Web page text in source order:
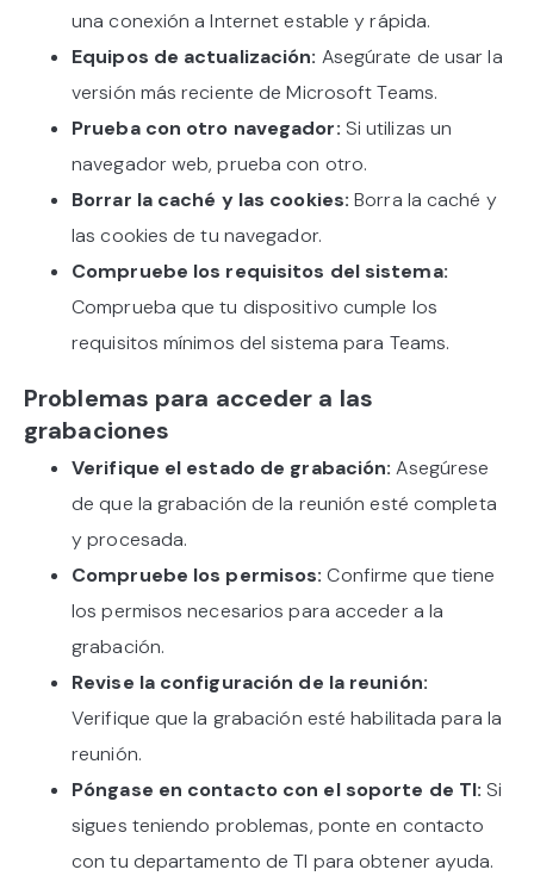
una conexión a Internet estable y rápida.
Equipos de actualización: Asegúrate de usar la
versión más reciente de Microsoft Teams.
Prueba con otro navegador: Si utilizas un
navegador web, prueba con otro.
Borrar la caché y las cookies: Borra la caché y
las cookies de tu navegador.
Compruebe los requisitos del sistema:
Comprueba que tu dispositivo cumple los
requisitos mínimos del sistema para Teams.
Problemas para acceder a las
grabaciones
Verifique el estado de grabación: Asegúrese
de que la grabación de la reunión esté completa
y procesada.
Compruebe los permisos: Confirme que tiene
los permisos necesarios para acceder a la
grabación.
Revise la configuración de la reunión:
Verifique que la grabación esté habilitada para la
reunión.
Póngase en contacto con el soporte de TI: Si
sigues teniendo problemas, ponte en contacto
con tu departamento de TI para obtener ayuda.